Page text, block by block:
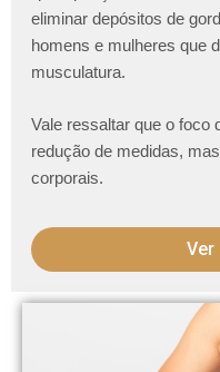
eliminar depósitos de
homens e mulheres que
musculatura.
Vale ressaltar que o foco
redução de medidas,
corporais.
Ver